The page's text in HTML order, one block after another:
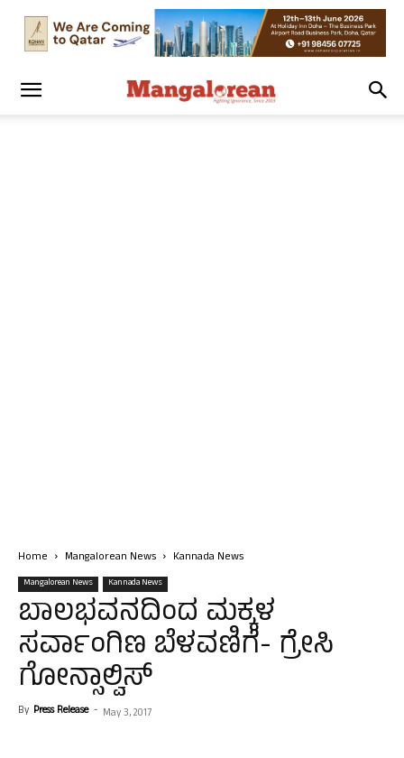
Home Mangalorean News Kannada News
Mangalorean News Kannada News
ಬಾಲಭವನದಿಂದ ಮಕ್ಕಳ
ಸರ್ವಾಂಗಿಣ ಬೆಳವಣಿಗೆ- ಗ್ರೇಸಿ
ಗೋನ್ಸಾಲ್ವಿಸ್
By Press Release - May 3, 2017